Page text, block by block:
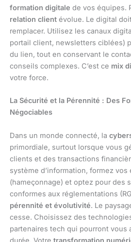
formation digitale de vos équipes.
relation client évolue. Le digital
remplacer. Utilisez les canaux
portail client, newsletters ciblées)
du lien, tout en conservant le
conseils complexes. C’est ce mix
votre force.
La Sécurité et la Pérennité : Des
Négociables
Dans un monde connecté, la
primordiale, surtout lorsque vous
clients et des transactions
système d’information, formez
(hameçonnage) et optez pour des
conformes aux réglementations
pérennité et évolutivité. Le
cesse. Choisissez des
partenaires tech qui pourront vous